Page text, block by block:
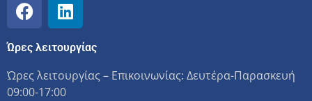
Ώρες λειτουργίας
Ώρες λειτουργίας – Επικοινωνίας: Δευτέρα-Παρασκευή
09:00-17:00